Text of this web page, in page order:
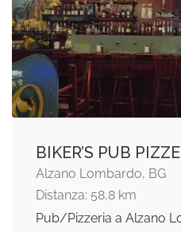
BIKER’S PUB
Alzano Lombardo, BG
Distanza: 58,8 km
Pub/Pizzeria a Alzano